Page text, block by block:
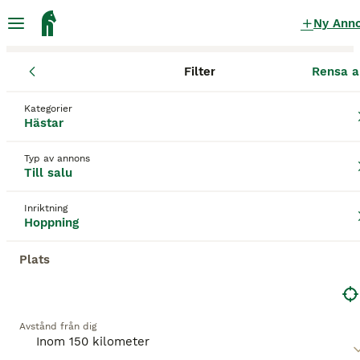
Ny
Filter Rensa
Kategorier
Hästar
Typ av annons
Till salu
Inriktning
Hoppning
Plats
Avstånd från dig
Hopphästar till salu
Spara sökning